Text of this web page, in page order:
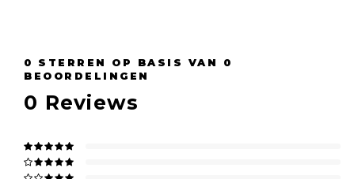
0 STERREN OP BASIS VAN 0
BEOORDELINGEN
0 Reviews